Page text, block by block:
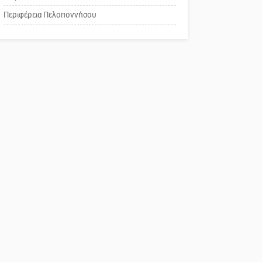
Το δικό σας σχόλιο:
Παράδειγμα κοινωνικής
Περιφέρεια Πελοποννήσου